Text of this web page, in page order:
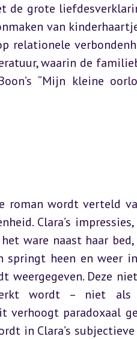
de grote
van
relationele
waarin de
“Mijn kleine
roman wordt verteld
Clara’s impressies,
ware naast haar
springt heen en weer
weergegeven. Deze
wordt – niet als
verhoogt paradoxaal
in Clara’s